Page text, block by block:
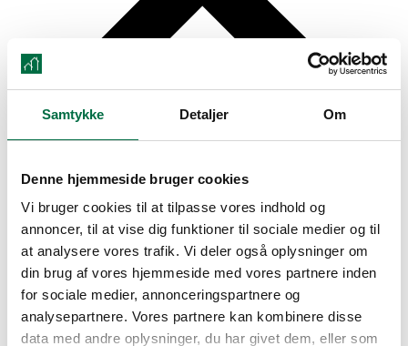
Samtykke Detaljer Om
Denne hjemmeside bruger cookies
Vi bruger cookies til at tilpasse vores indhold og
annoncer, til at vise dig funktioner til sociale medier og til
at analysere vores trafik. Vi deler også oplysninger om
din brug af vores hjemmeside med vores partnere inden
for sociale medier, annonceringspartnere og
analysepartnere. Vores partnere kan kombinere disse
data med andre oplysninger, du har givet dem, eller som
Inspiration
Lejlighed Type C tv.
Lejlighed Type D
Lejlighed Type E
Lejlighed Type C th.
Lejemål
Beliggenhed
Kontakt os